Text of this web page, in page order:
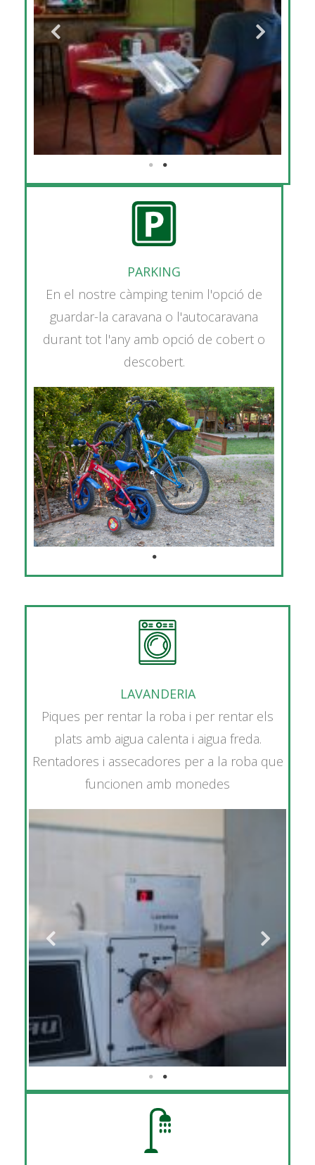
PARKING
En el nostre càmping tenim l'opció de
guardar-la caravana o l'autocaravana
durant tot l'any amb opció de cobert o
descobert.
LAVANDERIA
Piques per rentar la roba i per rentar els
plats amb aigua calenta i aigua freda.
Rentadores i assecadores per a la roba que
funcionen amb monedes